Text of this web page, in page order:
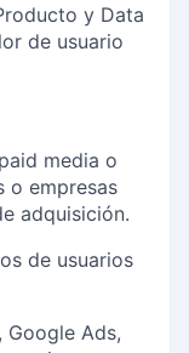
y Data
de usuario
media o
o empresas
adquisición.
de usuarios
Google Ads,